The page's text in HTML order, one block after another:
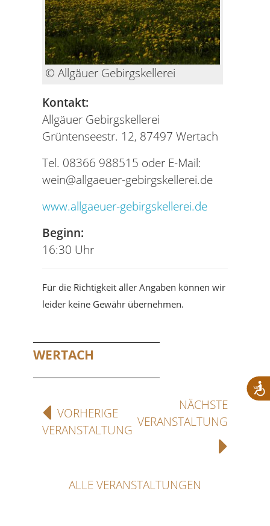
© Allgäuer Gebirgskellerei
Kontakt:
Allgäuer Gebirgskellerei
Grüntenseestr. 12, 87497 Wertach
Tel. 08366 988515 oder E-Mail:
wein@allgaeuer-gebirgskellerei.de
www.allgaeuer-gebirgskellerei.de
Beginn:
16:30 Uhr
Für die Richtigkeit aller Angaben können wir
leider keine Gewähr übernehmen.
WERTACH
VORHERIGE
VERANSTALTUNG
NÄCHSTE
VERANSTALTUNG
ALLE VERANSTALTUNGEN